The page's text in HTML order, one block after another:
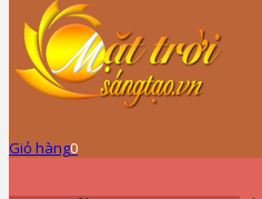
Giỏ hàng0